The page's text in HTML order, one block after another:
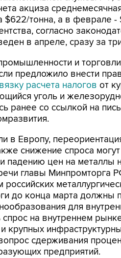
акциза
$622/тонна, а в феврале -
согласно
в апреле, сразу за
и
предложило внести
расчета налогов от
уголь и
ранее со ссылкой на
в Европу,
снижение спроса
падению цен на металлы
главы Минпромторга
до конца марта должны
для
на внутреннем
крупных
сдерживания
предприятий.